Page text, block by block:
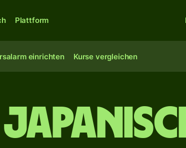
Plattform
einrichten Kurse vergleichen